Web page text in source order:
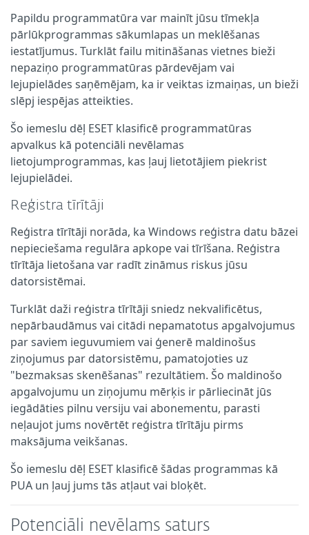
Papildu programmatūra var mainīt jūsu tīmekļa
pārlūkprogrammas sākumlapas un meklēšanas
iestatījumus. Turklāt failu mitināšanas vietnes bieži
nepaziņo programmatūras pārdevējam vai
lejupielādes saņēmējam, ka ir veiktas izmaiņas, un bieži
slēpj iespējas atteikties.
Šo iemeslu dēļ ESET klasificē programmatūras
apvalkus kā potenciāli nevēlamas
lietojumprogrammas, kas ļauj lietotājiem piekrist
lejupielādei.
Reģistra tīrītāji
Reģistra tīrītāji norāda, ka Windows reģistra datu bāzei
nepieciešama regulāra apkope vai tīrīšana. Reģistra
tīrītāja lietošana var radīt zināmus riskus jūsu
datorsistēmai.
Turklāt daži reģistra tīrītāji sniedz nekvalificētus,
nepārbaudāmus vai citādi nepamatotus apgalvojumus
par saviem ieguvumiem vai ģenerē maldinošus
ziņojumus par datorsistēmu, pamatojoties uz
"bezmaksas skenēšanas" rezultātiem. Šo maldinošo
apgalvojumu un ziņojumu mērķis ir pārliecināt jūs
iegādāties pilnu versiju vai abonementu, parasti
neļaujot jums novērtēt reģistra tīrītāju pirms
maksājuma veikšanas.
Šo iemeslu dēļ ESET klasificē šādas programmas kā
PUA un ļauj jums tās atļaut vai bloķēt.
Potenciāli nevēlams saturs